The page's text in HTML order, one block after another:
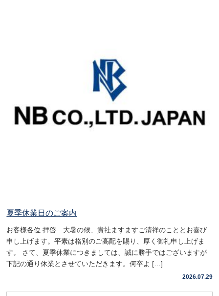
夏季休業日のご案内
お客様各位 拝啓 大暑の候、貴社ますますご清祥のこととお喜び
申し上げます。平素は格別のご高配を賜り、厚く御礼申し上げま
す。 さて、夏季休業につきましては、誠に勝手ではございますが
下記の通り休業とさせていただきます。何卒よ […]
2026.07.29